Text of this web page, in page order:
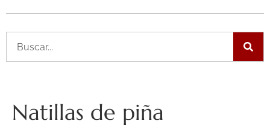
Buscar
Natillas de piña